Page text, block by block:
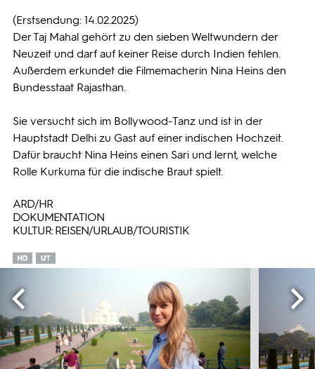
(Erstsendung: 14.02.2025)
Der Taj Mahal gehört zu den sieben Weltwundern der
Neuzeit und darf auf keiner Reise durch Indien fehlen.
Außerdem erkundet die Filmemacherin Nina Heins den
Bundesstaat Rajasthan.
Sie versucht sich im Bollywood-Tanz und ist in der
Hauptstadt Delhi zu Gast auf einer indischen Hochzeit.
Dafür braucht Nina Heins einen Sari und lernt, welche
Rolle Kurkuma für die indische Braut spielt.
ARD/HR
DOKUMENTATION
KULTUR: REISEN/URLAUB/TOURISTIK